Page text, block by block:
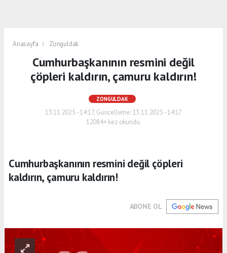
Anasayfa Zonguldak
Cumhurbaşkanının resmini değil
çöpleri kaldırın, çamuru kaldırın!
ZONGULDAK
13.11.2025 - 14:17, Güncelleme: 13.11.2025 - 14:17
12084+ kez okundu.
Cumhurbaşkanının resmini değil çöpleri
kaldırın, çamuru kaldırın!
ABONE OL